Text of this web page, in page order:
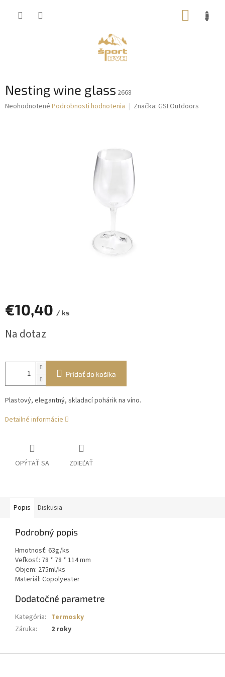
Nesting wine glass 2668
Priemerné
Neohodnotené Podrobnosti hodnotenia Značka: GSI Outdoors
€10,40 / ks
cena:
Na dotaz
Pridať do košíka
Plastový, elegantný, skladacípohárikna víno.
Detailné informácie
OPÝTAŤ SA ZDIEĽAŤ
Popis Diskusia
Podrobný popis
Hmotnosť: 63g/ks
Veľkosť: 78 * 78 * 114mm
Objem: 275ml/ks
Materiál: Copolyester
Dodatočné parametre
Kategória: Termosky
Záruka: 2 roky